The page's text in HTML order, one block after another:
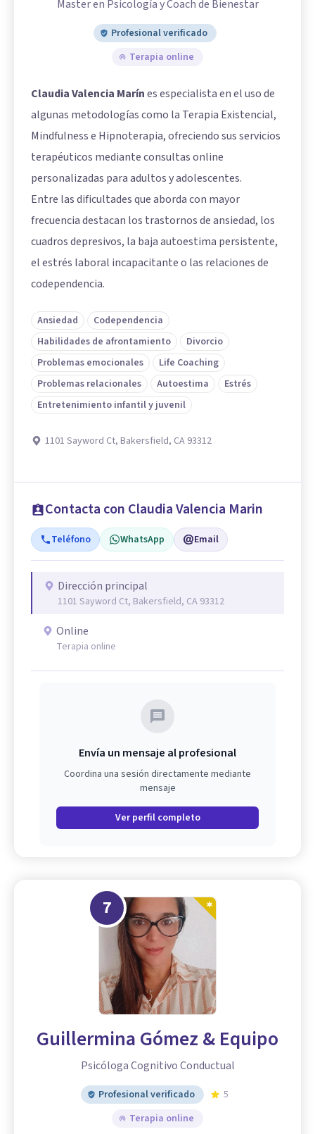
Master en Psicología y Coach de Bienestar
Profesional verificado
Terapia online
Claudia Valencia Marínes especialista en el uso de
algunas metodologías como la Terapia Existencial,
Mindfulness e Hipnoterapia, ofreciendo sus servicios
terapéuticos mediante consultas online
personalizadas para adultos y adolescentes.
Entre las dificultades que aborda con mayor
frecuencia destacan los trastornos de ansiedad, los
cuadros depresivos, la baja autoestima persistente,
el estrés laboral incapacitante o las relaciones de
codependencia.
Ansiedad
Codependencia
Habilidades de afrontamiento
Divorcio
Problemas emocionales
Life Coaching
Problemas relacionales
Autoestima
Estrés
Entretenimiento infantil y juvenil
1101 Sayword Ct, Bakersfield, CA 93312
Contacta con Claudia Valencia Marin
Teléfono WhatsApp Email
Dirección principal
1101 Sayword Ct, Bakersfield, CA 93312
Online
Terapia online
Envía un mensaje al profesional
Coordina una sesión directamente mediante
mensaje
Ver perfil completo
7
Guillermina Gómez & Equipo
Psicóloga Cognitivo Conductual
Profesional verificado
5
Terapia online